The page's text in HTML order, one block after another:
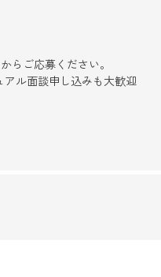
ご応募ください。
アル面談申し込みも大歓迎